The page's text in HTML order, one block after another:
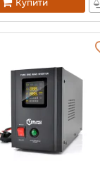
Купити